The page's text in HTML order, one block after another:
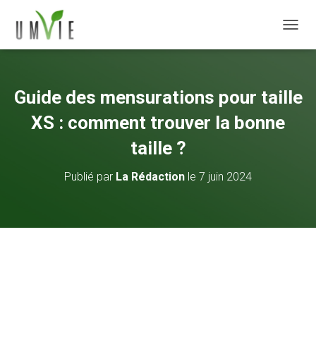
Guide des mensurations pour taille
XS : comment trouver la bonne
taille ?
Publié par La Rédaction le 7 juin 2024